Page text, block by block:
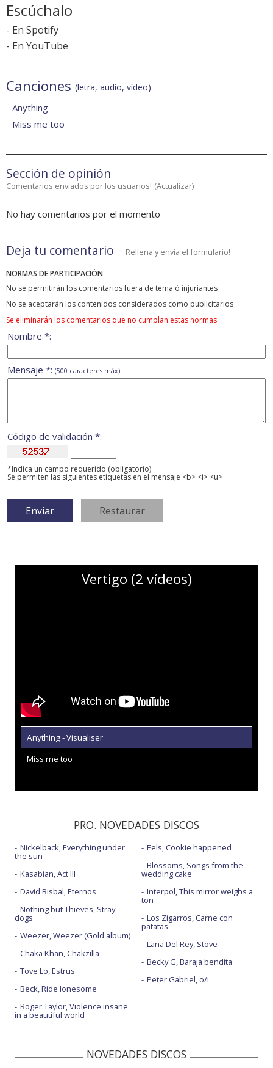
Escúchalo
- En Spotify
- En YouTube
Canciones (letra, audio, vídeo)
Anything
Miss me too
Sección de opinión
Comentarios enviados por los usuarios! (Actualizar)
No hay comentarios por el momento
Deja tu comentario Rellena y envía el formulario!
NORMAS DE PARTICIPACIÓN
No se permitirán los comentarios fuera de tema ó injuriantes
No se aceptarán los contenidos considerados como publicitarios
Se eliminarán los comentarios que no cumplan estas normas
Nombre *:
Mensaje *: (500 caracteres máx)
Código de validación *:
*Indica un campo requerido (obligatorio)
Se permiten las siguientes etiquetas en el mensaje <b> <i> <u>
Vertigo (2 vídeos)
Anything - Visualiser
Miss me too
PRO. NOVEDADES DISCOS
Nickelback, Everything under
the sun
Kasabian, Act III
David Bisbal, Eternos
Nothing but Thieves, Stray
dogs
Weezer, Weezer (Gold album)
Chaka Khan, Chakzilla
Tove Lo, Estrus
Beck, Ride lonesome
Roger Taylor, Violence insane
in a beautiful world
Eels, Cookie happened
Blossoms, Songs from the
wedding cake
Interpol, This mirror weighs a
ton
Los Zigarros, Carne con
patatas
Lana Del Rey, Stove
Becky G, Baraja bendita
Peter Gabriel, o/i
NOVEDADES DISCOS